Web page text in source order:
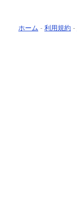
ホーム - 利用規約 -